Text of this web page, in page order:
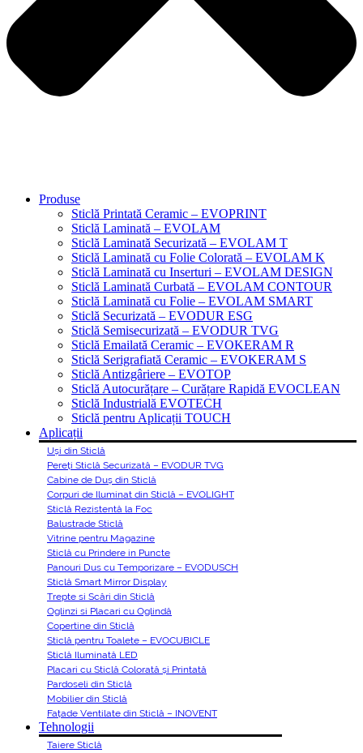
Produse
Sticlă Printată Ceramic – EVOPRINT
Sticlă Laminată – EVOLAM
Sticlă Laminată Securizată – EVOLAM T
Sticlă Laminată cu Folie Colorată – EVOLAM K
Sticlă Laminată cu Inserturi – EVOLAM DESIGN
Sticlă Laminată Curbată – EVOLAM CONTOUR
Sticlă Laminată cu Folie – EVOLAM SMART
Sticlă Securizată – EVODUR ESG
Sticlă Semisecurizată – EVODUR TVG
Sticlă Emailată Ceramic – EVOKERAM R
Sticlă Serigrafiată Ceramic – EVOKERAM S
Sticlă Antizgâriere – EVOTOP
Sticlă Autocurățare – Curățare Rapidă EVOCLEAN
Sticlă Industrială EVOTECH
Sticlă pentru Aplicații TOUCH
Aplicații
Uși din Sticlă
Pereți Sticlă Securizată – EVODUR TVG
Cabine de Duș din Sticlă
Corpuri de Iluminat din Sticlă – EVOLIGHT
Sticlă Rezistentă la Foc
Balustrade Sticlă
Vitrine pentru Magazine
Sticlă cu Prindere in Puncte
Panouri Dus cu Temporizare – EVODUSCH
Sticlă Smart Mirror Display
Trepte si Scări din Sticlă
Oglinzi si Placari cu Oglindă
Copertine din Sticlă
Sticlă pentru Toalete – EVOCUBICLE
Sticlă Iluminată LED
Placari cu Sticlă Colorată și Printată
Pardoseli din Sticlă
Mobilier din Sticlă
Fațade Ventilate din Sticlă – INOVENT
Tehnologii
Taiere Sticlă